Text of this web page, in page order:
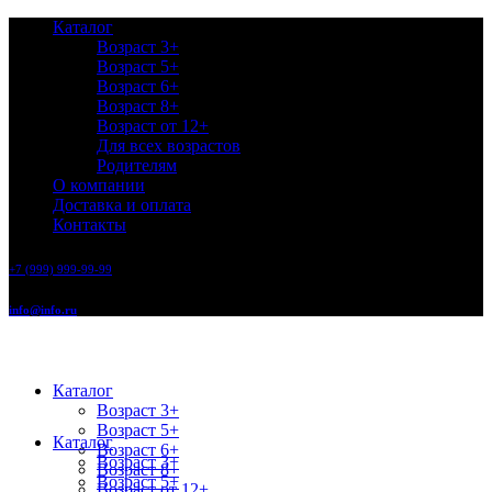
Каталог
Возраст 3+
Возраст 5+
Возраст 6+
Возраст 8+
Возраст от 12+
Для всех возрастов
Родителям
О компании
Доставка и оплата
Контакты
+7 (999) 999-99-99
info@info.ru
Каталог
Возраст 3+
Возраст 5+
Возраст 6+
Возраст 8+
Каталог
Возраст 3+
Возраст 5+